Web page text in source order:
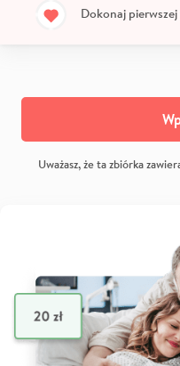
Dokonaj pierwszej
Uważasz, że ta zbiórka